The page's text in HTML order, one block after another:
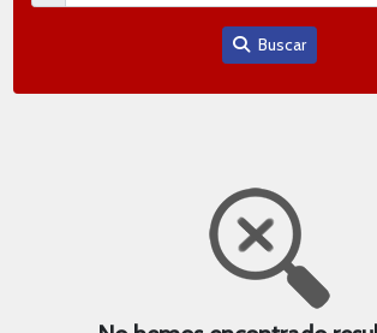
Buscar